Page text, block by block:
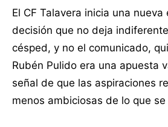
El CF Talavera inicia una nueva
decisión que no deja
césped, y no el comunicado,
Rubén Pulido era una apuesta
señal de que las aspiraciones
menos ambiciosas de lo que